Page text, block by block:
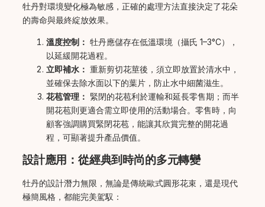
牡丹對環境變化極為敏感，正確的處理方法直接決定了花朵
的壽命與最終綻放效果。
溫度控制： 牡丹應儲存在低溫環境（攝氏 1–3°C），
以延緩開花過程。
立即補水： 重新剪切花莖後，須立即放置於清水中，
並確保去除水面以下的葉片，防止水中細菌滋生。
花苞管理： 緊閉的花苞利於運輸和延長零售期；而半
開花苞則更適合需立即使用的活動場合。零售時，向
顧客強調購買緊閉花苞，能讓其欣賞完整的開花過
程，可顯著提升產品價值。
設計應用：從經典到時尚的多元轉變
牡丹的設計潛力無限，無論是傳統歐式圓形花束，還是現代
極簡風格，都能完美駕馭：